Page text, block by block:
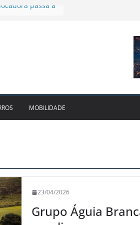
presença no
no 2T26 e
parceria para
MOBILIDADE
23/04/2026
Grupo Águia